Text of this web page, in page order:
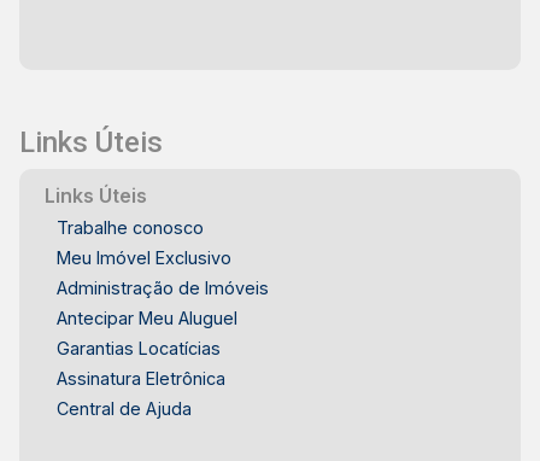
Links Úteis
Links Úteis
Trabalhe conosco
Meu Imóvel Exclusivo
Administração de Imóveis
Antecipar Meu Aluguel
Garantias Locatícias
Assinatura Eletrônica
Central de Ajuda